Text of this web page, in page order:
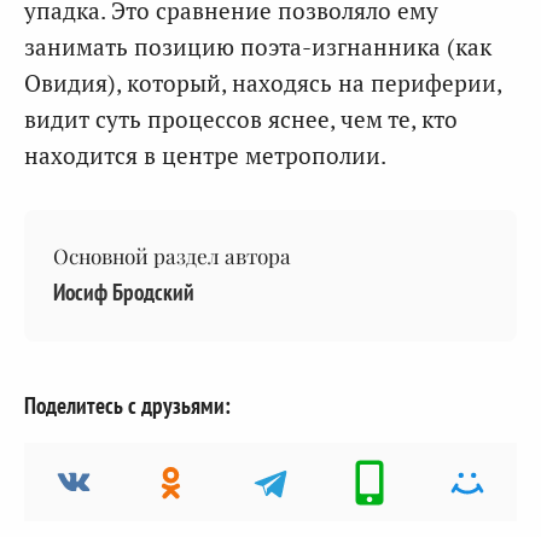
упадка. Это сравнение позволяло ему
занимать позицию поэта-изгнанника (как
Овидия), который, находясь на периферии,
видит суть процессов яснее, чем те, кто
находится в центре метрополии.
Основной раздел автора
Иосиф Бродский
Поделитесь с друзьями: